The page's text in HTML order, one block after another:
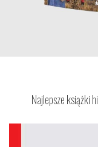
Najlepsze książki